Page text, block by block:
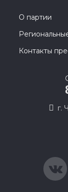
О партии
Контакты
г.